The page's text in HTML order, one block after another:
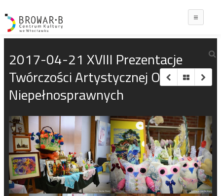
2017-04-21 XVIII Prezentacje
Twórczości Artystycznej Osób
Niepełnosprawnych